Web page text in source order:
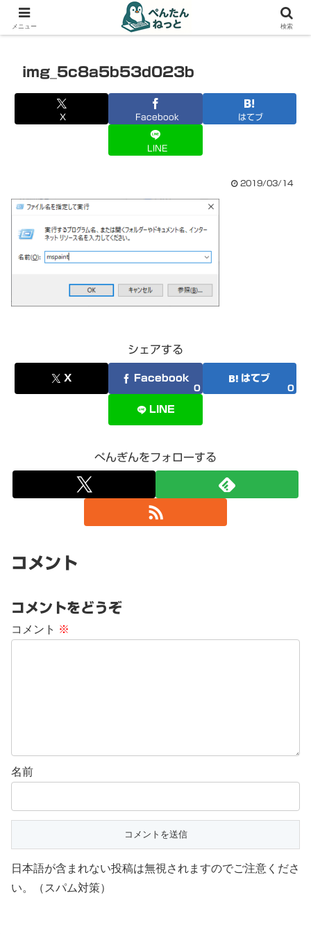
PCやガジェットの備忘録
img_5c8a5b53d023b
X Facebook はてブ
LINE
2019/03/14
シェアする
X Facebook
0
はてブ
0
LINE
ぺんぎんをフォローする
コメント
コメントをどうぞ
コメント ※
名前
日本語が含まれない投稿は無視されますのでご注意くださ
い。（スパム対策）
メニュー 検索